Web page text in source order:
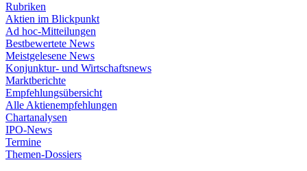
Rubriken
Aktien im Blickpunkt
Ad hoc-Mitteilungen
Bestbewertete News
Meistgelesene News
Konjunktur- und Wirtschaftsnews
Marktberichte
Empfehlungsübersicht
Alle Aktienempfehlungen
Chartanalysen
IPO-News
Termine
Themen-Dossiers